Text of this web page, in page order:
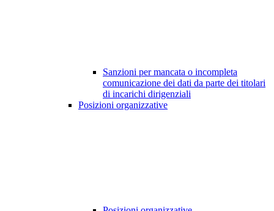
Sanzioni per mancata o incompleta
comunicazione dei dati da parte dei titolari
di incarichi dirigenziali
Posizioni organizzative